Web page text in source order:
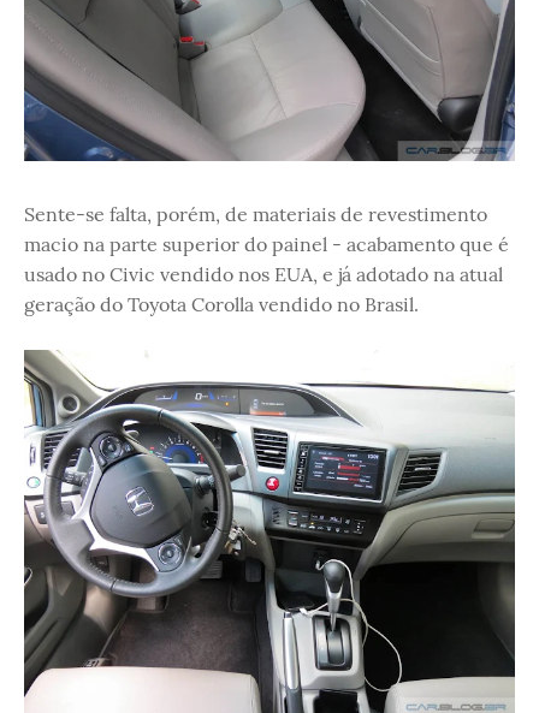
Sente-se falta, porém, de materiais de revestimento
macio na parte superior do painel - acabamento que é
usado no Civic vendido nos EUA, e já adotado na atual
geração do Toyota Corolla vendido no Brasil.